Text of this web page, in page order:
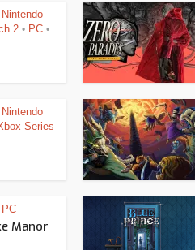
Nintendo
2 • PC •
Nintendo
Series
PC
Manor